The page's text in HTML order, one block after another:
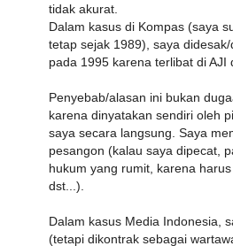
tidak akurat.
Dalam kasus di Kompas (saya
tetap sejak 1989), saya
pada 1995 karena terlibat di AJI
Penyebab/alasan ini bukan
karena dinyatakan sendiri oleh
saya secara langsung. Saya
pesangon (kalau saya dipecat,
hukum yang rumit, karena
dst...).
Dalam kasus Media Indonesia,
(tetapi dikontrak sebagai